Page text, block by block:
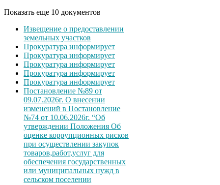
Показать еще 10 документов
Извещение о предоставлении
земельных участков
Прокуратура информирует
Прокуратура информирует
Прокуратура информирует
Прокуратура информирует
Прокуратура информирует
Постановление №89 от
09.07.2026г. О внесении
изменений в Постановление
№74 от 10.06.2026г. “Об
утверждении Положения Об
оценке коррупционных рисков
при осуществлении закупок
товаров,работ,услуг для
обеспечения государственных
или муниципальных нужд в
сельском поселении